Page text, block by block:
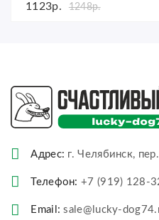
1123р. 1248р.
Адрес: г. Челябинск,
Телефон: +7 (919) 128-
Email: sale@lucky-